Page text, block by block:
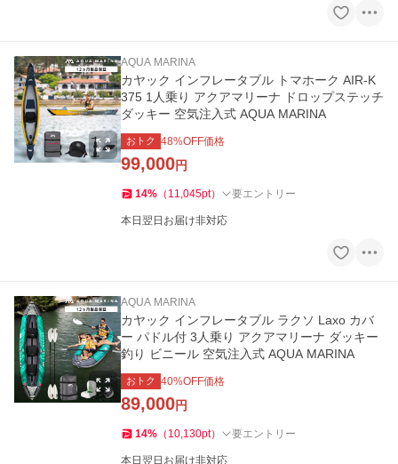
AQUA MARINA
カヤック インフレータブル トマホーク AIR-K
375 1人乗り アクアマリーナ ドロップステッチ
ダッキー 空気注入式 AQUA MARINA
おトク 48%OFF価格
99,000円
14% （ 11,045pt） 要エントリー
本日翌日お届け非対応
AQUA MARINA
カヤック インフレータブル ラクソ Laxo カバ
ー パドル付 3人乗り アクアマリーナ ダッキー
釣り ビニール 空気注入式 AQUA MARINA
おトク 40%OFF価格
89,000円
14% （ 10,130pt） 要エントリー
本日翌日お届け非対応